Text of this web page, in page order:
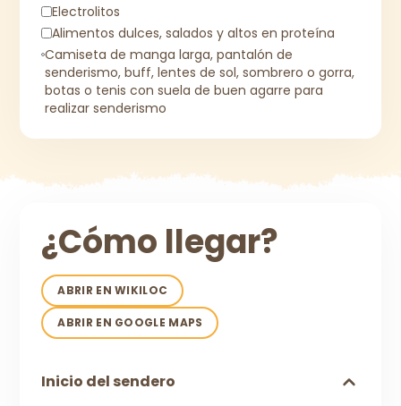
Electrolitos
Alimentos dulces, salados y altos en proteína
Camiseta de manga larga, pantalón de
senderismo, buff, lentes de sol, sombrero o gorra,
botas o tenis con suela de buen agarre para
realizar senderismo
¿Cómo llegar?
ABRIR EN WIKILOC
ABRIR EN GOOGLE MAPS
Inicio del sendero